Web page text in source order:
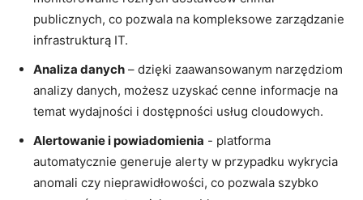
publicznych, co pozwala⁤ na‌ kompleksowe ​zarządzanie
infrastrukturą IT.
Analiza ⁤danych – dzięki zaawansowanym narzędziom
analizy danych, ‍możesz ⁤uzyskać⁣ cenne informacje na‍
temat wydajności ‍i dostępności usług cloudowych.
Alertowanie i powiadomienia -‍ platforma
automatycznie​ generuje alerty w ⁣przypadku wykrycia
anomali ‍czy ⁣nieprawidłowości, co pozwala‍ szybko